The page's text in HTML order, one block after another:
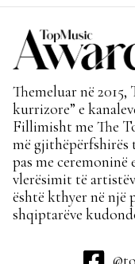
Themeluar në
kurrizore” e
Fillimisht me The
më gjithëpërfshirës
pas me ceremoninë
vlerësimit të
është kthyer në një
shqiptarëve